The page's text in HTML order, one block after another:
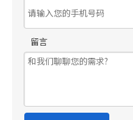
留言